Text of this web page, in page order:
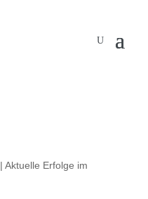
|Aktuelle Erfolge im